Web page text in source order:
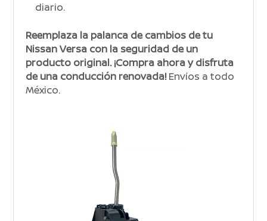
diario.
Reemplaza la palanca de cambios de tu
Nissan Versa con la seguridad de un
producto original. ¡Compra ahora y disfruta
de una conducción renovada!Envíos a todo
México.